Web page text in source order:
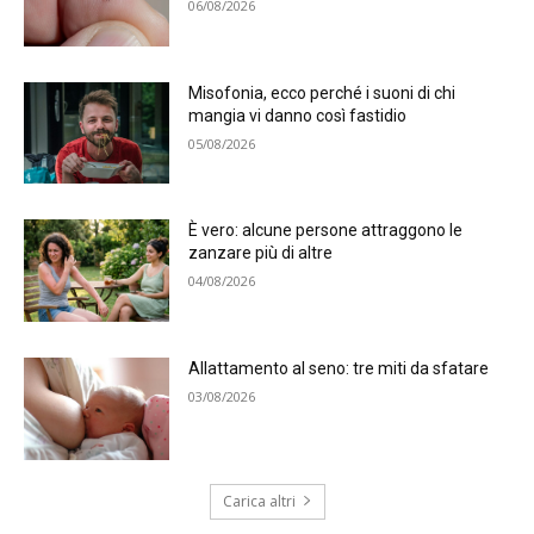
06/08/2026
Misofonia, ecco perché i suoni di chi
mangia vi danno così fastidio
05/08/2026
È vero: alcune persone attraggono le
zanzare più di altre
04/08/2026
Allattamento al seno: tre miti da sfatare
03/08/2026
Carica altri